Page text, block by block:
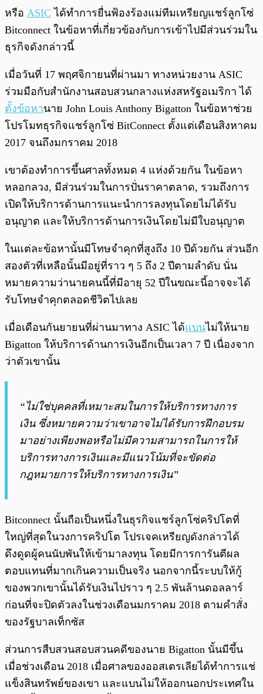
หรือ ASIC ได้ทำการยื่นฟ้องร้องแม่ทีมเหรียญแชร์ลูกโซ่
Bitconnect ในข้อหาที่เกี่ยวข้องกับการเข้าไปมีส่วนร่วมใน
ธุรกิจดังกล่าวนี้
เมื่อวันที่ 17 พฤศจิกายนที่ผ่านมา ทางหน่วยงาน ASIC
ร่วมมือกับสำนักงานสอบสวนกลางแห่งสหรัฐอเมริกา ได้
ตั้งข้อหานาย John Louis Anthony Bigatton ในข้อหาช่วย
โปรโมทธุรกิจแชร์ลูกโซ่ BitConnect ตั้งแต่เดือนสิงหาคม
2017 จนถึงมกราคม 2018
เขาต้องทำการขึ้นศาลทั้งหมด 4 แห่งด้วยกัน ในข้อหา
หลอกลวง, มีส่วนร่วมในการปั่นราคาตลาด, รวมถึงการ
เปิดให้บริการด้านการแนะนำการลงทุนโดยไม่ได้รับ
อนุญาต และให้บริการด้านการเงินโดยไม่มีใบอนุญาต
ในแต่ละข้อหานั้นมีโทษจำคุกที่สูงถึง 10 ปีด้วยกัน ส่วนอีก
สองตัวที่เหลือนั้นมีอยู่ที่ราว ๆ 5 ถึง 2 ปีตามลำดับ นั่น
หมายความว่านายคนนี้ที่มีอายุ 52 ปีในขณะนี้อาจจะได้
รับโทษจำคุกตลอดชีวิตไปเลย
เมื่อเดือนกันยายนที่ผ่านมาทาง ASIC ได้แบนไม่ให้นาย
Bigatton ให้บริการด้านการเงินอีกเป็นเวลา 7 ปี เนื่องจาก
ว่าตัวเขานั้น
“ไม่ใช่บุคคลที่เหมาะสมในการให้บริการทางการ
เงิน ซึ่งหมายความว่าเขาอาจไม่ได้รับการฝึกอบรม
มาอย่างเพียงพอหรือไม่มีความสามารถในการให้
บริการทางการเงินและมีแนวโน้มที่จะขัดต่อ
กฎหมายการให้บริการทางการเงิน”
Bitconnect นั้นถือเป็นหนึ่งในธุรกิจแชร์ลูกโซ่คริปโตที่
ใหญ่ที่สุดในวงการคริปโต โปรเจคเหรียญดังกล่าวได้
ดึงดูดผู้คนนับพันให้เข้ามาลงทุน โดยมีการการันตีผล
ตอบแทนที่มากเกินความเป็นจริง นอกจากนี้ระบบให้กู้
ของพวกเขานั้นได้รับเงินไปราว ๆ 2.5 พันล้านดอลลาร์
ก่อนที่จะปิดตัวลงในช่วงเดือนมกราคม 2018 ตามคำสั่ง
ของรัฐบาลเท็กซัส
ส่วนการสืบสวนสอบสวนคดีของนาย Bigatton นั้นมีขึ้น
เมื่อช่วงเดือน 2018 เมื่อศาลของออสเตรเลียได้ทำการแช่
แข็งสินทรัพย์ของเขา และแบนไม่ให้ออกนอกประเทศใน